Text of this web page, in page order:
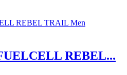
REBEL...